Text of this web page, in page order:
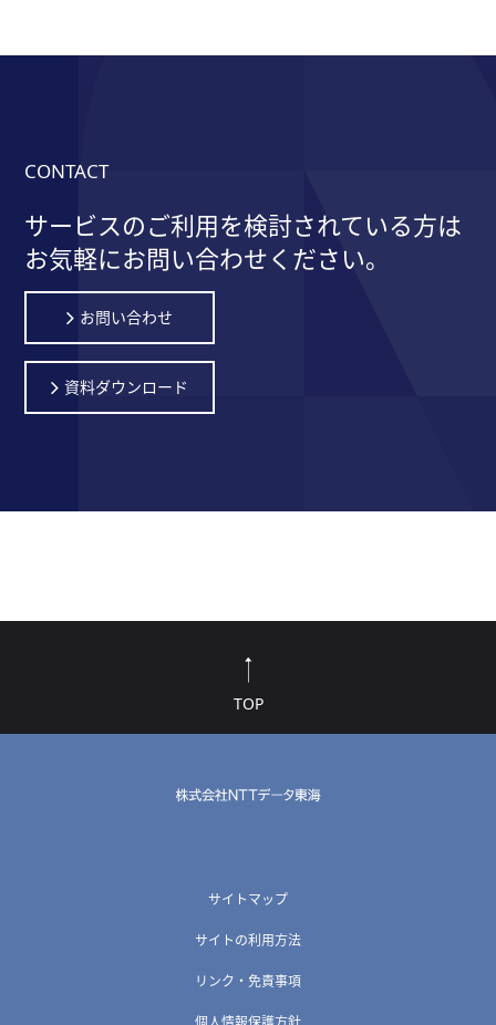
CONTACT
サービスのご利用を検討されている方は
お気軽にお問い合わせください。
お問い合わせ
資料ダウンロード
TOP
サイトマップ
サイトの利用方法
リンク・免責事項